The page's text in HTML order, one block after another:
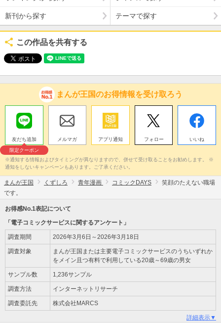
新刊から探す テーマで探す
この作品を共有する
まんが王国のお得情報を受け取ろう
友だち追加
限定クーポン
メルマガ アプリ通知 フォロー いいね
※通知する情報およびタイミングが異なりますので、併せて受け取ることをお勧めします。 ※
通知をしないキャンペーンもあります。ご了承ください。
まんが王国 くずしろ 青年漫画 コミックDAYS
笑顔のたえない職場
です。
お得感No.1表記について
「電子コミックサービスに関するアンケート」
調査期間 2026年3月6日～2026年3月18日
調査対象
まんが王国または主要電子コミックサービスのうちいずれか
をメイン且つ有料で利用している20歳～69歳の男女
サンプル数 1,236サンプル
調査方法 インターネットリサーチ
調査委託先 株式会社MARCS
詳細表示▼